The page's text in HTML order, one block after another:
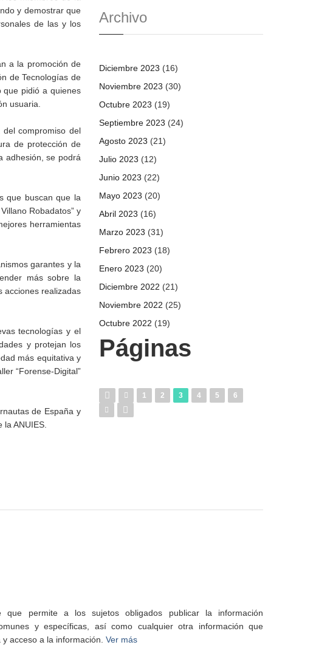
y demostrar que
de las y los
a la promoción de
de Tecnologías de
que pidió a quienes
usuaria.
compromiso del
de protección de
adhesión, se podrá
que buscan que la
Robadatos” y
herramientas
garantes y la
más sobre la
acciones realizadas
tecnologías y el
y protejan los
más equitativa y
“Forense-Digital”
de España y
ANUIES.
Archivo
Diciembre 2023 (16)
Noviembre 2023 (30)
Octubre 2023 (19)
Septiembre 2023 (24)
Agosto 2023 (21)
Julio 2023 (12)
Junio 2023 (22)
Mayo 2023 (20)
Abril 2023 (16)
Marzo 2023 (31)
Febrero 2023 (18)
Enero 2023 (20)
Diciembre 2022 (21)
Noviembre 2022 (25)
Octubre 2022 (19)
Páginas
1 2 3 4 5 6
que permite a los sujetos obligados publicar la información
y específicas, así como cualquier otra información que
acceso a la información. Ver más